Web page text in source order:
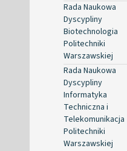
Rada Naukowa
Dyscypliny
Biotechnologia
Politechniki
Warszawskiej
Rada Naukowa
Dyscypliny
Informatyka
Techniczna i
Telekomunikacja
Politechniki
Warszawskiej